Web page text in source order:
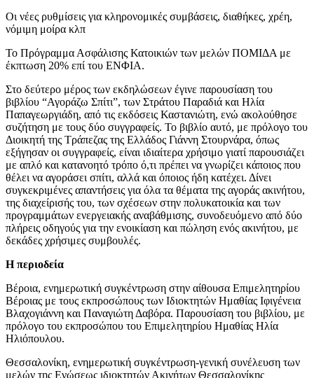
Οι νέες ρυθμίσεις για κληρονομικές συμβάσεις, διαθήκες, χρέη,
νόμιμη μοίρα κλπ
Το Πρόγραμμα Ασφάλισης Κατοικιών των μελών ΠΟΜΙΔΑ με
έκπτωση 20% επί του ΕΝΦΙΑ.
Στο δεύτερο μέρος των εκδηλώσεων έγινε παρουσίαση του
βιβλίου “Αγοράζω Σπίτι”, των Στράτου Παραδιά και Ηλία
Παπαγεωργιάδη, από τις εκδόσεις Καστανιώτη, ενώ ακολούθησε
συζήτηση με τους δύο συγγραφείς. Το βιβλίο αυτό, με πρόλογο του
Διοικητή της Τράπεζας της Ελλάδος Γιάννη Στουρνάρα, όπως
εξήγησαν οι συγγραφείς, είναι ιδιαίτερα χρήσιμο γιατί παρουσιάζει
με απλό και κατανοητό τρόπο ό,τι πρέπει να γνωρίζει κάποιος που
θέλει να αγοράσει σπίτι, αλλά και όποιος ήδη κατέχει. Δίνει
συγκεκριμένες απαντήσεις για όλα τα θέματα της αγοράς ακινήτου,
της διαχείρισής του, των σχέσεων στην πολυκατοικία και των
προγραμμάτων ενεργειακής αναβάθμισης, συνοδευόμενο από δύο
πλήρεις οδηγούς για την ενοικίαση και πώληση ενός ακινήτου, με
δεκάδες χρήσιμες συμβουλές.
Η περιοδεία
Βέροια, ενημερωτική συγκέντρωση στην αίθουσα Επιμελητηρίου
Βέροιας με τους εκπροσώπους των Ιδιοκτητών Ημαθίας Ιφιγένεια
Βλαχογιάννη και Παναγιώτη Δαβόρα. Παρουσίαση του βιβλίου, με
πρόλογο του εκπροσώπου του Επιμελητηρίου Ημαθίας Ηλία
Ηλιόπουλου.
Θεσσαλονίκη, ενημερωτική συγκέντρωση-γενική συνέλευση των
μελών της Ενώσεως ιδιοκτητών Ακινήτων Θεσσαλονίκης